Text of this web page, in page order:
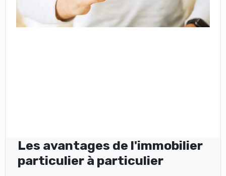
Les avantages de l'immobilier
particulier à particulier